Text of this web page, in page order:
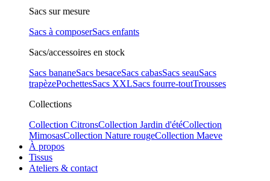
Sacs sur mesure
Sacs à composerSacs enfants
Sacs/accessoires en stock
Sacs bananeSacs besaceSacs cabasSacs seauSacs
trapèzePochettesSacs XXLSacs fourre-toutTrousses
Collections
Collection CitronsCollection Jardin d'étéCollection
MimosasCollection Nature rougeCollection Maeve
À propos
Tissus
Ateliers & contact